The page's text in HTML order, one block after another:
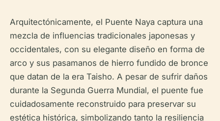
Arquitectónicamente, el Puente Naya captura una
mezcla de influencias tradicionales japonesas y
occidentales, con su elegante diseño en forma de
arco y sus pasamanos de hierro fundido de bronce
que datan de la era Taisho. A pesar de sufrir daños
durante la Segunda Guerra Mundial, el puente fue
cuidadosamente reconstruido para preservar su
estética histórica, simbolizando tanto la resiliencia